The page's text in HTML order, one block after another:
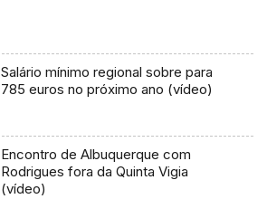
Salário mínimo regional sobre para
785 euros no próximo ano (vídeo)
Encontro de Albuquerque com
Rodrigues fora da Quinta Vigia
(vídeo)